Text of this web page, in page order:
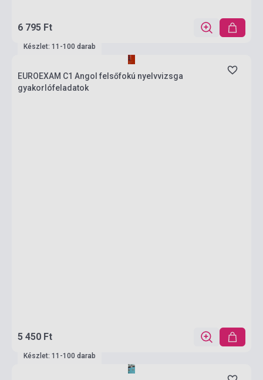
6 795 Ft
Készlet: 11-100 darab
EUROEXAM C1 Angol felsőfokú nyelvvizsga
gyakorlófeladatok
5 450 Ft
Készlet: 11-100 darab